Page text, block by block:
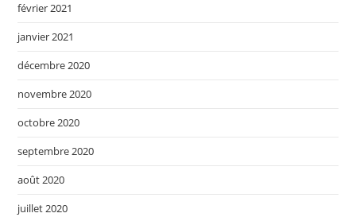
février 2021
janvier 2021
décembre 2020
novembre 2020
octobre 2020
septembre 2020
août 2020
juillet 2020